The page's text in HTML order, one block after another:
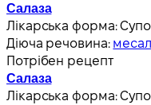
Салаза
Лікарська форма:
Діюча речовина:
Потрібен рецепт
Салаза
Лікарська форма: